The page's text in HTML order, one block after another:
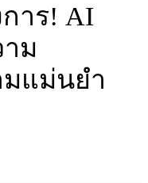
การ! AI
ม
แม่นยำ